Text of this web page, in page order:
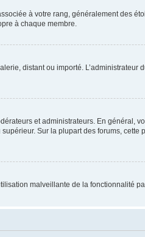
à votre rang, généralement des
à chaque membre.
distant ou importé. L’administrateur
et administrateurs. En général,
Sur la plupart des forums, cette
malveillante de la fonctionnalité